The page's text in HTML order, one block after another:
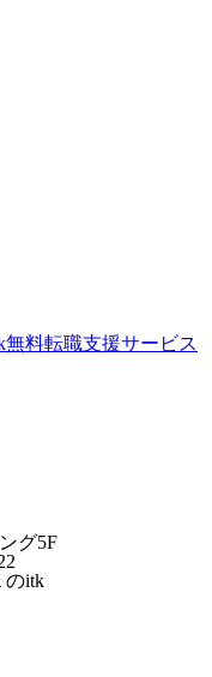
料転職支援サービス
グ5F
のitk